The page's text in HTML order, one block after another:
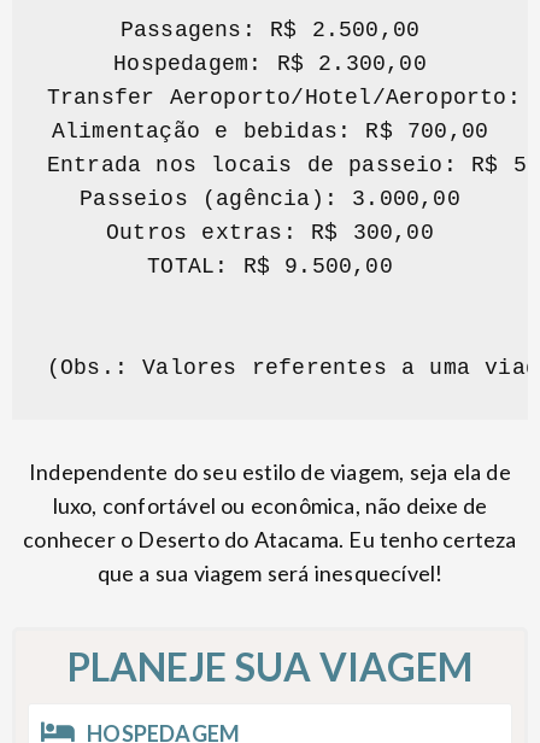
Passagens: R$ 2.500,00
Hospedagem: R$ 2.300,00
Transfer Aeroporto/Hotel/Aeroporto:
Alimentação e bebidas: R$ 700,00
Entrada nos locais de passeio: R$
Passeios (agência): 3.000,00
Outros extras: R$ 300,00
TOTAL: R$ 9.500,00
(Obs.: Valores referentes a uma
Independente do seu estilo de viagem, seja ela de
luxo, confortável ou econômica, não deixe de
conhecer o Deserto do Atacama. Eu tenho certeza
que a sua viagem será inesquecível!
PLANEJE SUA VIAGEM
HOSPEDAGEM